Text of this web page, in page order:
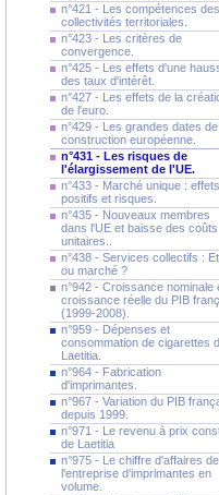
n°421 - Les compétences des
collectivités territoriales.
n°423 - Les critères de
convergence.
n°425 - Les effets d'une
des taux d'intérêt.
n°427 - Les effets de la
de l'euro.
n°429 - Les grandes dates
construction européenne.
n°431 - Les risques de
l'élargissement de l'UE.
n°433 - Marché unique : effets
positifs et risques.
n°435 - Nouveaux membres
dans l'UE et baisse des coûts
unitaires..
n°438 - Services collectifs :
ou marché ?
n°942 - Croissance nominale
croissance réelle du PIB
(1999-2008).
n°959 - Dépenses et
consommation de cigarettes
Laetitia.
n°964 - Fabrication
d'imprimantes.
n°967 - Variation du PIB
depuis 1999.
n°971 - Le revenu à prix
de Laetitia
n°975 - Le chiffre d'affaires de
l'entreprise d'imprimantes en
volume.